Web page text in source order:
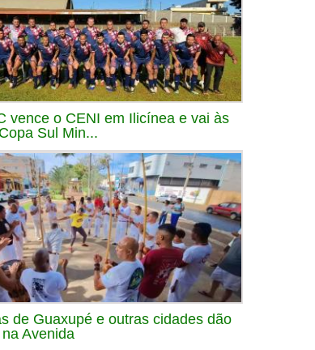
vence o CENI em Ilicínea e vai às
Sul Min...
de Guaxupé e outras cidades dão
Avenida